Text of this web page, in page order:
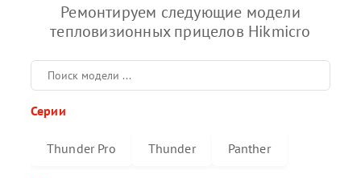
Ремонтируем следующие модели
тепловизионных прицелов Hikmicro
Серии
Thunder Pro Thunder Panther